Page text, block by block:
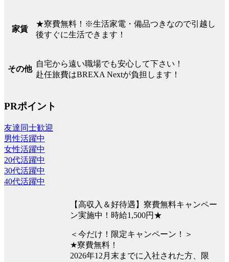
家賃
★寮費無料！※生活家電・備品つきなので引越し
後すぐに生活できます！
その他
自宅から遠い職場でも安心して下さい！
赴任旅費はBREXA Nextが負担します！
PRポイント
友達同士歓迎
男性活躍中
女性活躍中
20代活躍中
30代活躍中
40代活躍中
【高収入＆好待遇】寮費無料キャンペー
ン実施中！時給1,500円★
＜今だけ！限定キャンペーン！＞
★寮費無料！
2026年12月末までに入社された方、限